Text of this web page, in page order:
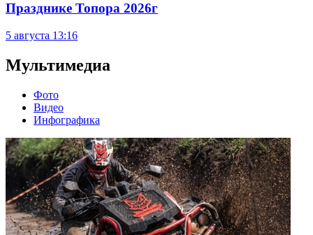
Празднике Топора 2026г
5 августа 13:16
Мультимедиа
Фото
Видео
Инфографика